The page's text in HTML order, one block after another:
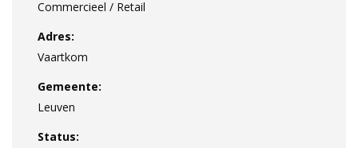
Commercieel / Retail
Adres:
Vaartkom
Gemeente:
Leuven
Status: